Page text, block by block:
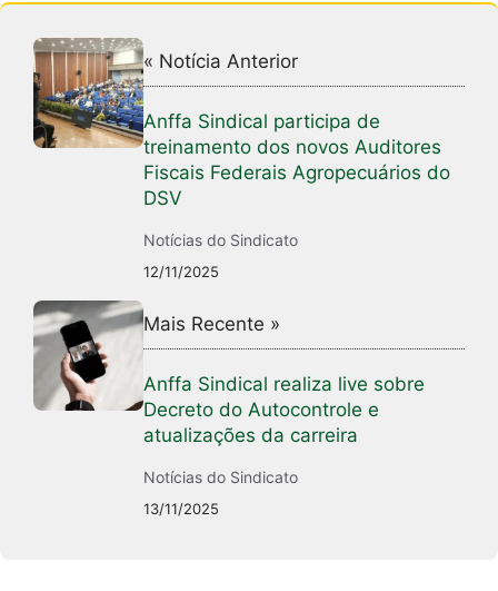
« Notícia Anterior
Anffa Sindical participa de
treinamento dos novos Auditores
Fiscais Federais Agropecuários do
DSV
Notícias do Sindicato
12/11/2025
Mais Recente »
Anffa Sindical realiza live sobre
Decreto do Autocontrole e
atualizações da carreira
Notícias do Sindicato
13/11/2025